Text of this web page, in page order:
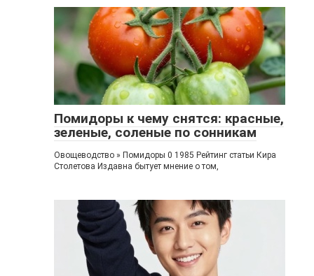
Помидоры к чему снятся: красные,
зеленые, соленые по сонникам
Овощеводство » Помидоры 0 1985 Рейтинг статьи Кира
Столетова Издавна бытует мнение о том,